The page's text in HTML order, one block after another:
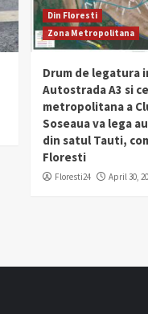
Din Floresti
Zona Metropolitana
Drum de legatura
Autostrada A3 si
metropolitana a
Soseaua va lega
din satul Tauti,
Floresti
Floresti24 April 30,